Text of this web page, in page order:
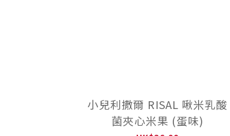
小兒利撒爾 RISAL 啾米乳酸
菌夾心米果 (蛋味)